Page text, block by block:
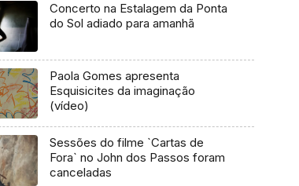
Concerto na Estalagem da Ponta
do Sol adiado para amanhã
Paola Gomes apresenta
Esquisicites da imaginação
(vídeo)
Sessões do filme `Cartas de
Fora` no John dos Passos foram
canceladas